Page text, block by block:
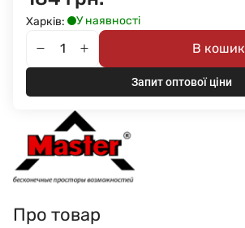
Харків: У наявності
В кошик
Запит оптової ціни
Про товар